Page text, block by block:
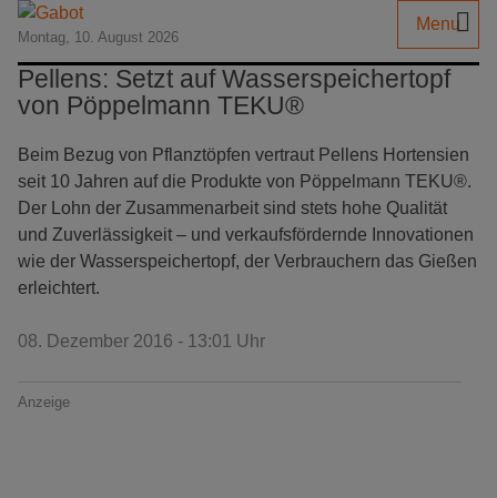
Montag, 10. August 2026
Menu
Pellens: Setzt auf Wasserspeichertopf
von Pöppelmann TEKU®
Beim Bezug von Pflanztöpfen vertraut Pellens Hortensien
seit 10 Jahren auf die Produkte von Pöppelmann TEKU®.
Der Lohn der Zusammenarbeit sind stets hohe Qualität
und Zuverlässigkeit – und verkaufsfördernde Innovationen
wie der Wasserspeichertopf, der Verbrauchern das Gießen
erleichtert.
08. Dezember 2016 - 13:01 Uhr
Anzeige